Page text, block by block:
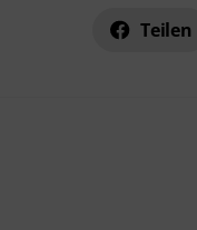
Teilen